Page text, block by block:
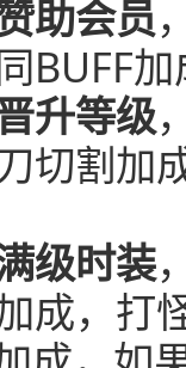
助会员
BUFF
升等级
切割加
级时装
成，打